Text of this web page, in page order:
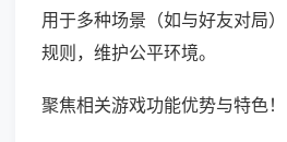
用于多种场景（如与好友对局
规则，维护公平环境。
聚焦相关游戏功能优势与特色！